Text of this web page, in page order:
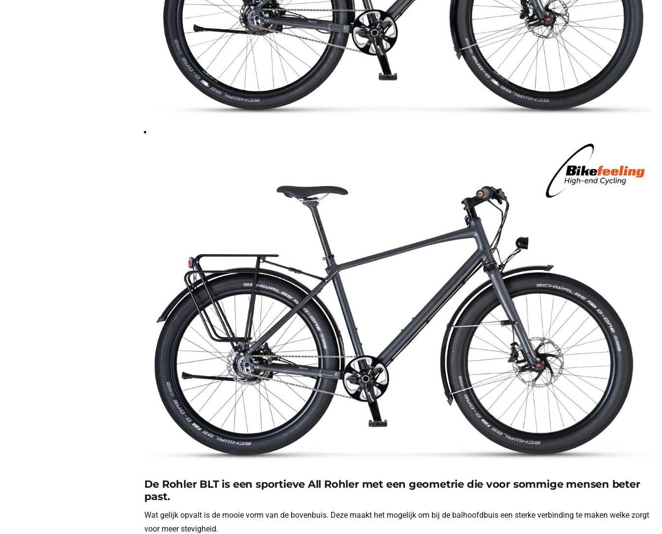
De Rohler BLT is een sportieve All Rohler met een geometrie die voor sommige mensen beter
past.
Wat gelijk opvalt is de mooie vorm van de bovenbuis. Deze maakt het mogelijk om bij de balhoofdbuis een sterke verbinding te maken welke zorgt
voor meer stevigheid.